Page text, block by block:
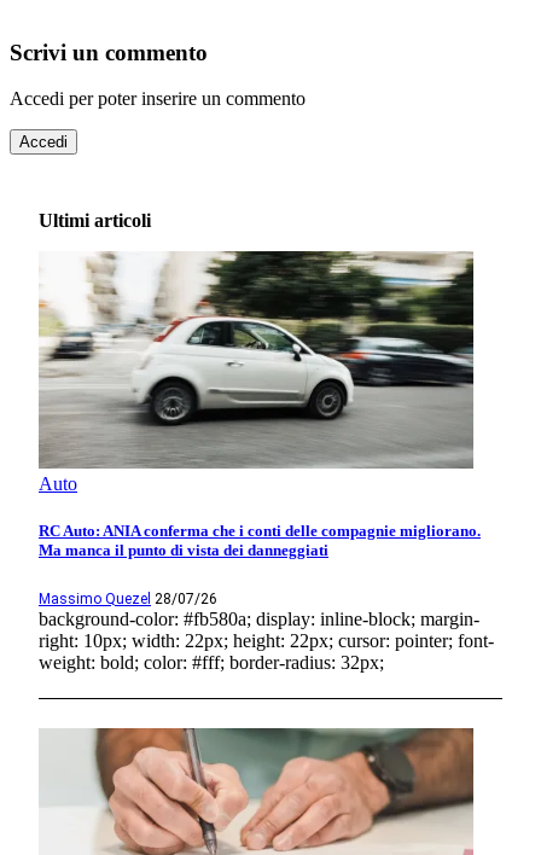
Scrivi un commento
Accedi per poter inserire un commento
Accedi
Ultimi articoli
Auto
RC Auto: ANIA conferma che i conti delle compagnie migliorano.
Ma manca il punto di vista dei danneggiati
Massimo Quezel 28/07/26
background-color: #fb580a; display: inline-block; margin-
right: 10px; width: 22px; height: 22px; cursor: pointer; font-
weight: bold; color: #fff; border-radius: 32px;